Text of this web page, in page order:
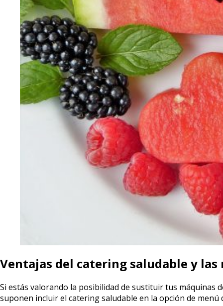
Ventajas del catering saludable y
Si estás valorando la posibilidad de sustituir tus
suponen incluir el catering saludable en la opción de menú